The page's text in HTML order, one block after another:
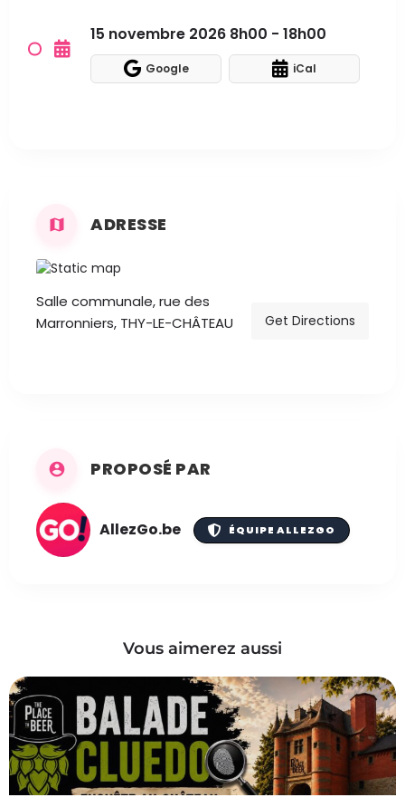
15 novembre 2026 8h00 - 18h00
Google iCal
ADRESSE
Salle communale, rue des
Marronniers, THY-LE-CHÂTEAU
Get Directions
PROPOSÉ PAR
AllezGo.be ÉQUIPE ALLEZGO
Vous aimerez aussi